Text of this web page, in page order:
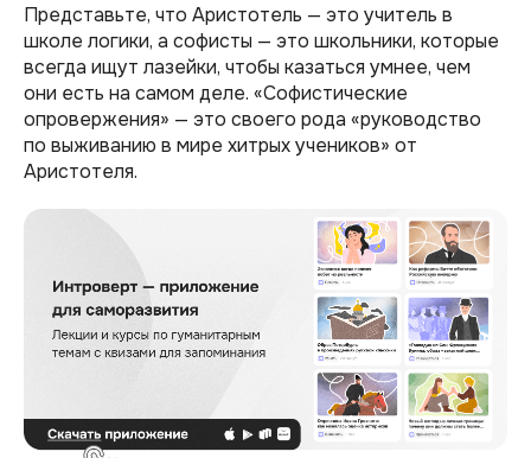
Представьте, что Аристотель — это учитель в
школе логики, а софисты — это школьники, которые
всегда ищут лазейки, чтобы казаться умнее, чем
они есть на самом деле. «Софистические
опровержения» — это своего рода «руководство
по выживанию в мире хитрых учеников» от
Аристотеля.